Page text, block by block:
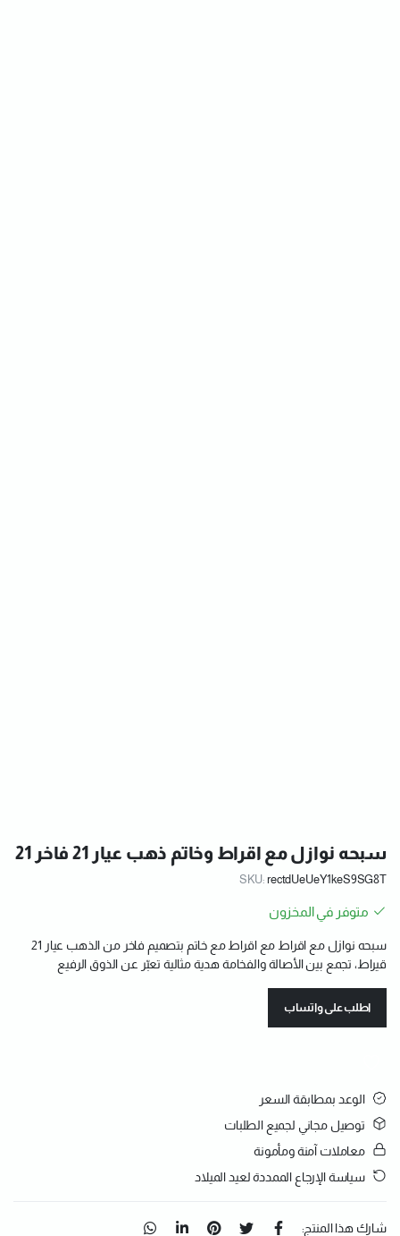
سبحه نوازل مع اقراط وخاتم ذهب عيار 21 فاخر 21
SKU: rectdUeUeY1keS9SG8T
متوفر في المخزون
سبحه نوازل مع اقراط مع اقراط مع خاتم بتصميم فاخر من الذهب عيار 21
قيراط، تجمع بين الأصالة والفخامة هدية مثالية تعبّر عن الذوق الرفيع
اطلب على واتساب
الوعد بمطابقة السعر
توصيل مجاني لجميع الطلبات
معاملات آمنة ومأمونة
سياسة الإرجاع الممددة لعيد الميلاد
شارك هذا المنتج: